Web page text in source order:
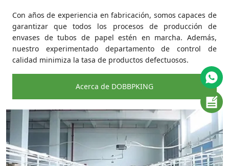
Con años de experiencia en fabricación, somos capaces de
garantizar que todos los procesos de producción de
envases de tubos de papel estén en marcha. Además,
nuestro experimentado departamento de control de
calidad minimiza la tasa de productos defectuosos.
Acerca de DOBBPKING